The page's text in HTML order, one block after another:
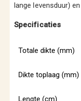
lange levensduur)
Specificaties
Totale dikte (mm)
Dikte toplaag (mm)
Lengte (cm)